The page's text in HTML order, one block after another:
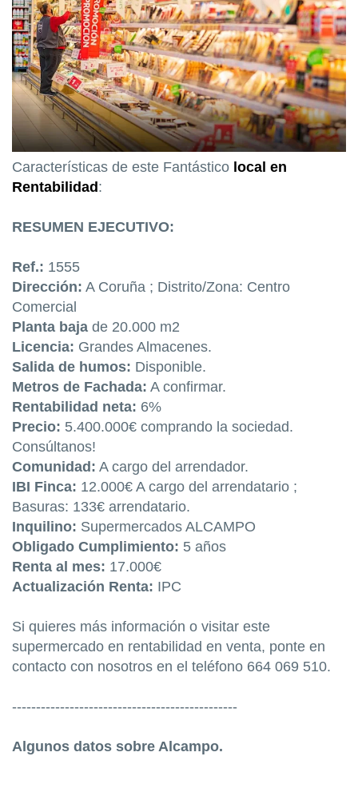
Características de este Fantástico local en
Rentabilidad :
RESUMEN EJECUTIVO:
Ref.: 1555
Dirección: A Coruña ; Distrito/Zona: Centro
Comercial
Planta baja de 20.000 m2
Licencia: Grandes Almacenes.
Salida de humos: Disponible.
Metros de Fachada: A confirmar.
Rentabilidad neta: 6%
Precio: 5.400.000€ comprando la sociedad.
Consúltanos!
Comunidad: A cargo del arrendador.
IBI Finca: 12.000€ A cargo del arrendatario ;
Basuras: 133€ arrendatario.
Inquilino: Supermercados ALCAMPO
Obligado Cumplimiento: 5 años
Renta al mes: 17.000€
Actualización Renta: IPC
Si quieres más información o visitar este
supermercado en rentabilidad en venta, ponte en
contacto con nosotros en el teléfono 664 069 510.
-----------------------------------------------
Algunos datos sobre Alcampo.